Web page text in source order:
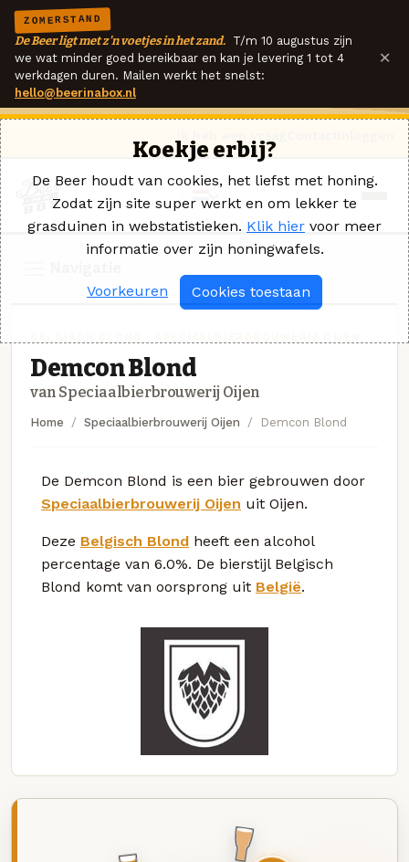
ZOMERSTAND
De Beer ligt met z'n voetjes in het zand. T/m 10 augustus zijn
we wat minder goed bereikbaar en kan je levering 1 tot 4
werkdagen duren. Mailen werkt het snelst:
hello@beerinabox.nl
×
Demcon Blond
van Speciaalbierbrouwerij Oijen
Home Speciaalbierbrouwerij Oijen Demcon Blond
De Demcon Blond is een bier gebrouwen door
Speciaalbierbrouwerij Oijen uit Oijen.
Deze Belgisch Blond heeft een alcohol
percentage van 6.0%. De bierstijl Belgisch
Blond komt van oorsprong uit België.
Koekje erbij?
De Beer houdt van cookies, het liefst met honing.
Zodat zijn site super werkt en om lekker te
grasduinen in webstatistieken. Klik hier voor meer
informatie over zijn honingwafels.
Voorkeuren Cookies toestaan